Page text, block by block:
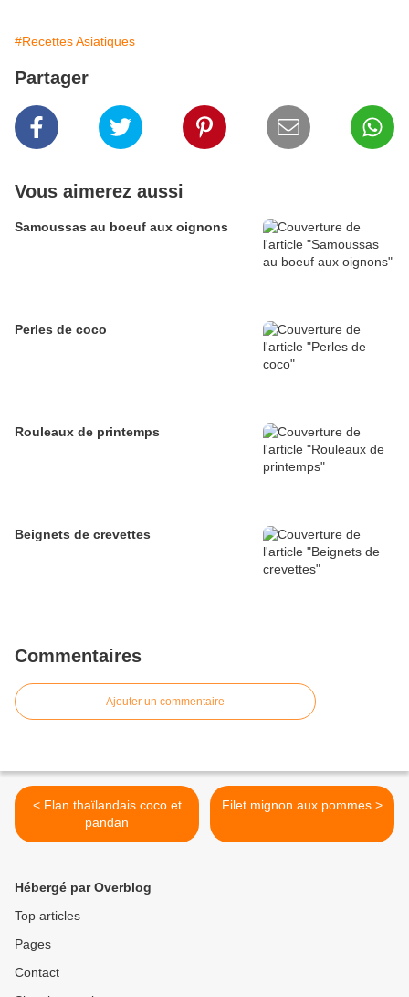
#Recettes Asiatiques
Partager
Vous aimerez aussi
Samoussas au boeuf aux oignons
Perles de coco
Rouleaux de printemps
Beignets de crevettes
Commentaires
Ajouter un commentaire
< Flan thaïlandais coco et
pandan
Filet mignon aux pommes >
Hébergé par Overblog
Top articles
Pages
Contact